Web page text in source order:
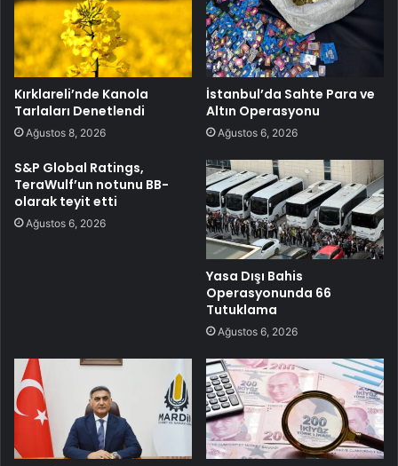
Kırklareli’nde Kanola
Tarlaları Denetlendi
Ağustos 8, 2026
İstanbul’da Sahte Para ve
Altın Operasyonu
Ağustos 6, 2026
S&P Global Ratings,
TeraWulf’un notunu BB-
olarak teyit etti
Ağustos 6, 2026
Yasa Dışı Bahis
Operasyonunda 66
Tutuklama
Ağustos 6, 2026